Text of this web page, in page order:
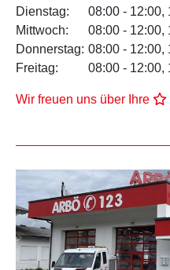
Dienstag:
08:00 - 12:00,
Mittwoch:
08:00 - 12:00,
Donnerstag: 08:00 - 12:00,
Freitag:
08:00 - 12:00,
Wir freuen uns über Ihre